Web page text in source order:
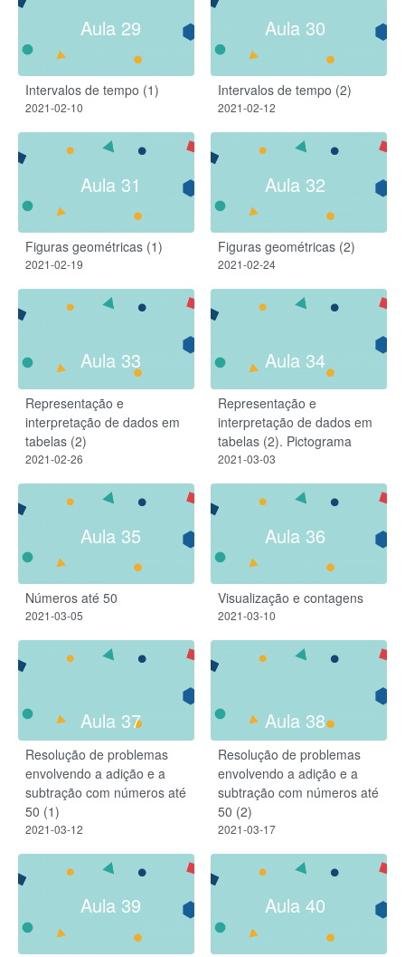
Aula 29
Intervalos de tempo (1)
2021-02-10
Aula 30
Intervalos de tempo (2)
2021-02-12
Aula 31
Figuras geométricas (1)
2021-02-19
Aula 32
Figuras geométricas (2)
2021-02-24
Aula 33
Representação e
interpretação de dados em
tabelas (2)
2021-02-26
Aula 34
Representação e
interpretação de dados em
tabelas (2). Pictograma
2021-03-03
Aula 35
Números até 50
2021-03-05
Aula 36
Visualização e contagens
2021-03-10
Aula 37
Resolução de problemas
envolvendo a adição e a
subtração com números até
50 (1)​
2021-03-12
Aula 38
Resolução de problemas
envolvendo a adição e a
subtração com números até
50 (2)
2021-03-17
Aula 39 Aula 40